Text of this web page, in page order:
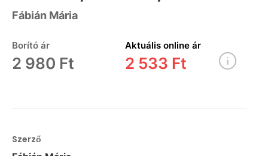
Fábián Mária
Borító ár
2 980 Ft
Aktuális online ár
2 533 Ft
Szerző